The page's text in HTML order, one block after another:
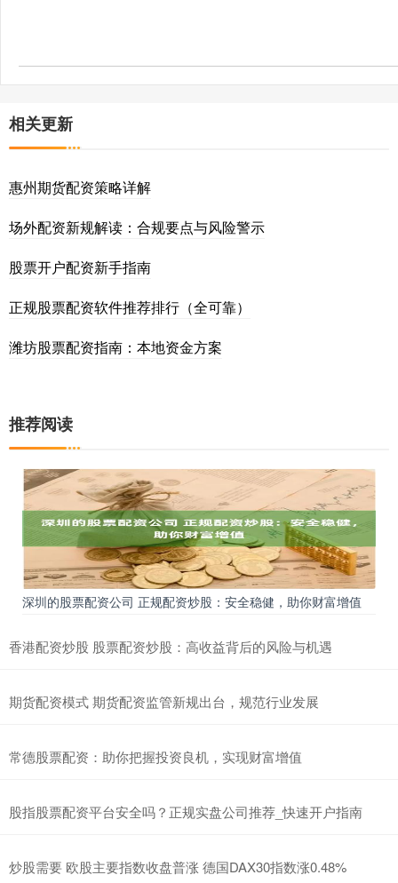
相关更新
惠州期货配资策略详解
场外配资新规解读：合规要点与风险警示
股票开户配资新手指南
正规股票配资软件推荐排行（全可靠）
潍坊股票配资指南：本地资金方案
推荐阅读
深圳的股票配资公司 正规配资炒股：安全稳健，助你财富增值
香港配资炒股 股票配资炒股：高收益背后的风险与机遇
期货配资模式 期货配资监管新规出台，规范行业发展
常德股票配资：助你把握投资良机，实现财富增值
股指股票配资平台安全吗？正规实盘公司推荐_快速开户指南
炒股需要 欧股主要指数收盘普涨 德国DAX30指数涨0.48%